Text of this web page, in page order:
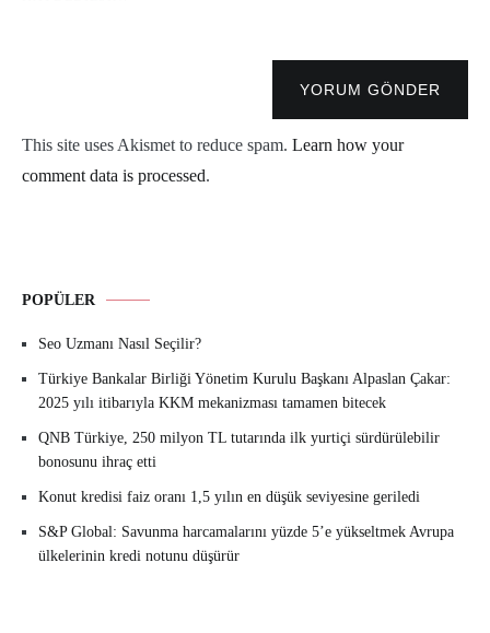
YORUM GÖNDER
This site uses Akismet to reduce spam. Learn how your
comment data is processed.
POPÜLER
Seo Uzmanı Nasıl Seçilir?
Türkiye Bankalar Birliği Yönetim Kurulu Başkanı Alpaslan Çakar:
2025 yılı itibarıyla KKM mekanizması tamamen bitecek
QNB Türkiye, 250 milyon TL tutarında ilk yurtiçi sürdürülebilir
bonosunu ihraç etti
Konut kredisi faiz oranı 1,5 yılın en düşük seviyesine geriledi
S&P Global: Savunma harcamalarını yüzde 5’e yükseltmek Avrupa
ülkelerinin kredi notunu düşürür